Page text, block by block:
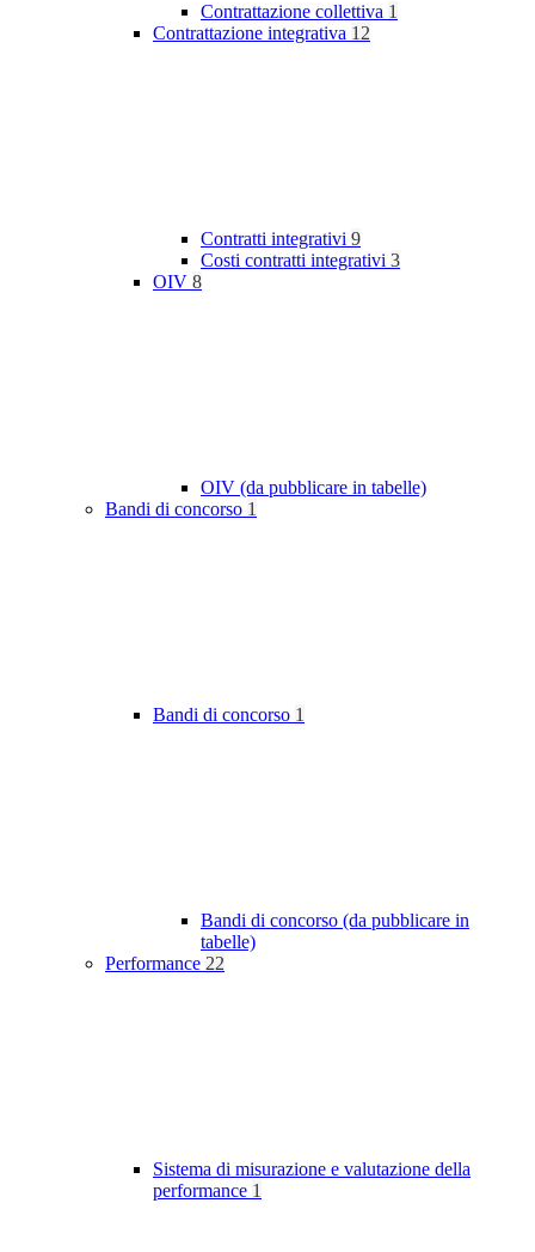
Contrattazione collettiva 1
Contrattazione integrativa 12
Contratti integrativi 9
Costi contratti integrativi 3
OIV 8
OIV (da pubblicare in tabelle)
Bandi di concorso 1
Bandi di concorso 1
Bandi di concorso (da pubblicare in
tabelle)
Performance 22
Sistema di misurazione e valutazione della
performance 1